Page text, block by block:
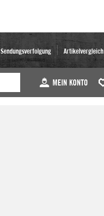
Sendungsverfolgung Artikelvergleich
MEIN KONTO